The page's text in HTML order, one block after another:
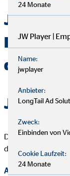
Jetzt bei
Linstow
Jetzt
Die mit *
damit wir Deine
Anrede
24 Monate
JW Player |
Name:
jwplayer
Anbieter:
LongTail Ad
Zweck:
Einbinden von
Cookie Laufzeit:
24 Monate